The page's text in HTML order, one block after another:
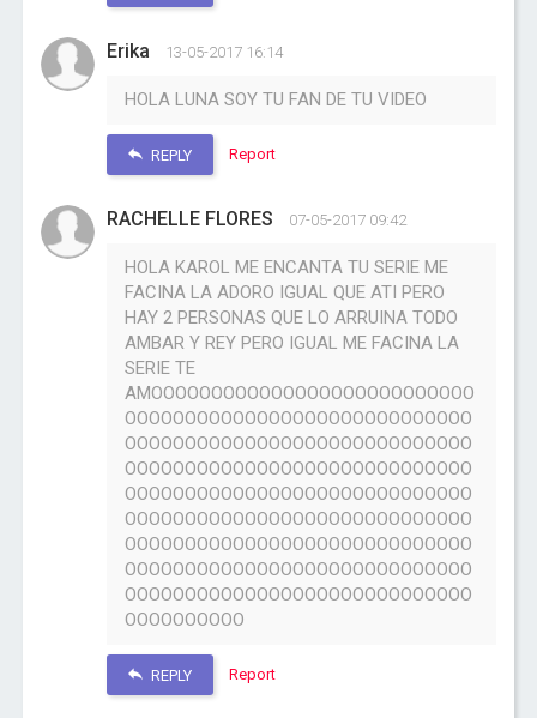
Erika 13-05-2017 16:14
HOLA LUNA SOY TU FAN DE TU VIDEO
REPLY Report
RACHELLE FLORES 07-05-2017 09:42
HOLA KAROL ME ENCANTA TU SERIE ME
FACINA LA ADORO IGUAL QUE ATI PERO
HAY 2 PERSONAS QUE LO ARRUINA TODO
AMBAR Y REY PERO IGUAL ME FACINA LA
SERIE TE
AMOOOOOOOOOOOOOOOOOOOOOOOOOOO
OOOOOOOOOOOOOOOOOOOOOOOOOOOOO
OOOOOOOOOOOOOOOOOOOOOOOOOOOOO
OOOOOOOOOOOOOOOOOOOOOOOOOOOOO
OOOOOOOOOOOOOOOOOOOOOOOOOOOOO
OOOOOOOOOOOOOOOOOOOOOOOOOOOOO
OOOOOOOOOOOOOOOOOOOOOOOOOOOOO
OOOOOOOOOOOOOOOOOOOOOOOOOOOOO
OOOOOOOOOOOOOOOOOOOOOOOOOOOOO
OOOOOOOOOO
REPLY Report